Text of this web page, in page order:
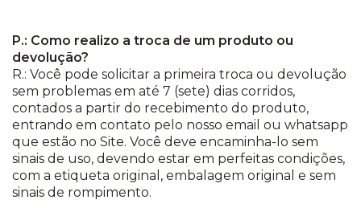
P.: Como realizo a troca de um produto ou
devolução?
R.: Você pode solicitar a primeira troca ou devolução
sem problemas em até 7 (sete) dias corridos,
contados a partir do recebimento do produto,
entrando em contato pelo nosso email ou whatsapp
que estão no Site. Você deve encaminha-lo sem
sinais de uso, devendo estar em perfeitas condições,
com a etiqueta original, embalagem original e sem
sinais de rompimento.